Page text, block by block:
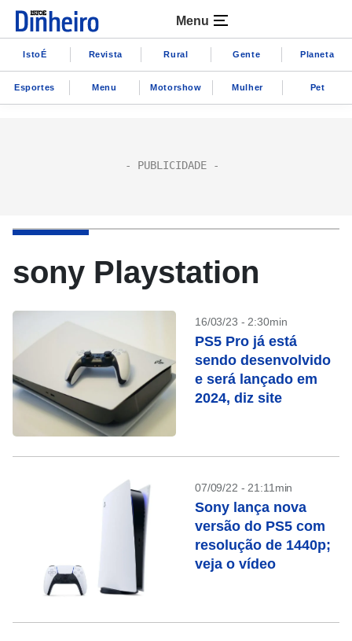
Menu
IstoÉ Revista Rural Gente Planeta
Esportes Menu Motorshow Mulher Pet
sony Playstation
16/03/23 - 2:30min
PS5 Pro já está
sendo desenvolvido
e será lançado em
2024, diz site
07/09/22 - 21:11min
Sony lança nova
versão do PS5 com
resolução de 1440p;
veja o vídeo